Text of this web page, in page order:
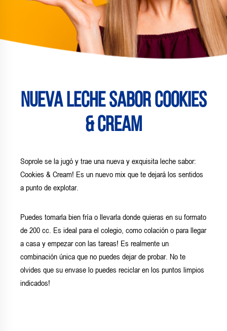
Nueva Leche Sabor Cookies
& Cream
Soprole se la jugó y trae una nueva y exquisita leche sabor:
Cookies & Cream! Es un nuevo mix que te dejará los sentidos
a punto de explotar.
Puedes tomarla bien fría o llevarla donde quieras en su formato
de 200 cc. Es ideal para el colegio, como colación o para llegar
a casa y empezar con las tareas! Es realmente un
combinación única que no puedes dejar de probar. No te
olvides que su envase lo puedes reciclar en los puntos limpios
indicados!